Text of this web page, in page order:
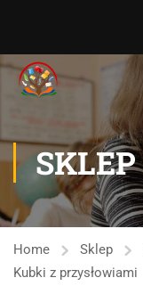
SKLEP
Home Sklep
Kubki z przysłowiami